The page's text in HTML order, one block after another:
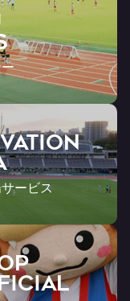
ービス